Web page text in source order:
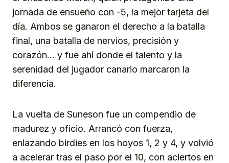
jornada de ensueño con -5, la mejor tarjeta del
día. Ambos se ganaron el derecho a la batalla
final, una batalla de nervios, precisión y
corazón… y fue ahí donde el talento y la
serenidad del jugador canario marcaron la
diferencia.
La vuelta de Suneson fue un compendio de
madurez y oficio. Arrancó con fuerza,
enlazando birdies en los hoyos 1, 2 y 4, y volvió
a acelerar tras el paso por el 10, con aciertos en